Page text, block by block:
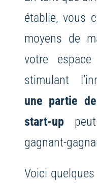
établie, vous
moyens de
votre
stimulant
une partie
start-up
gagnant-
Voici